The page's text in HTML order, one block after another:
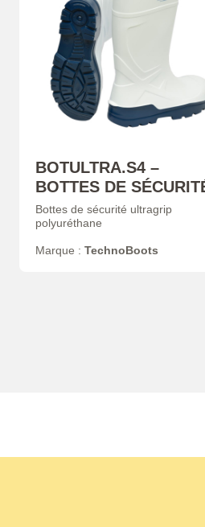
BOTULTRA.S4 –
BOTTES DE
Bottes de sécurité ultragrip
polyuréthane
Marque : TechnoBoots